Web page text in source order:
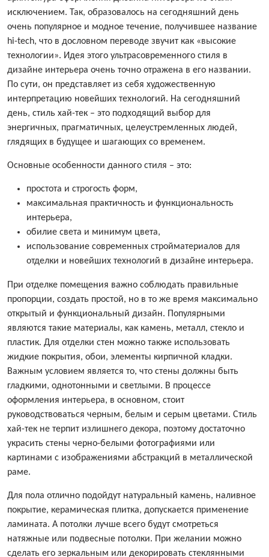
исключением. Так, образовалось на сегодняшний день
очень популярное и модное течение, получившее название
hi-tech, что в дословном переводе звучит как «высокие
технологии». Идея этого ультрасовременного стиля в
дизайне интерьера очень точно отражена в его названии.
По сути, он представляет из себя художественную
интерпретацию новейших технологий. На сегодняшний
день, стиль хай-тек – это подходящий выбор для
энергичных, прагматичных, целеустремленных людей,
глядящих в будущее и шагающих со временем.
Основные особенности данного стиля – это:
простота и строгость форм,
максимальная практичность и функциональность
интерьера,
обилие света и минимум цвета,
использование современных стройматериалов для
отделки и новейших технологий в дизайне интерьера.
При отделке помещения важно соблюдать правильные
пропорции, создать простой, но в то же время максимально
открытый и функциональный дизайн. Популярными
являются такие материалы, как камень, металл, стекло и
пластик. Для отделки стен можно также использовать
жидкие покрытия, обои, элементы кирпичной кладки.
Важным условием является то, что стены должны быть
гладкими, однотонными и светлыми. В процессе
оформления интерьера, в основном, стоит
руководствоваться черным, белым и серым цветами. Стиль
хай-тек не терпит излишнего декора, поэтому достаточно
украсить стены черно-белыми фотографиями или
картинами с изображениями абстракций в металлической
раме.
Для пола отлично подойдут натуральный камень, наливное
покрытие, керамическая плитка, допускается применение
ламината. А потолки лучше всего будут смотреться
натяжные или подвесные потолки. При желании можно
сделать его зеркальным или декорировать стеклянными